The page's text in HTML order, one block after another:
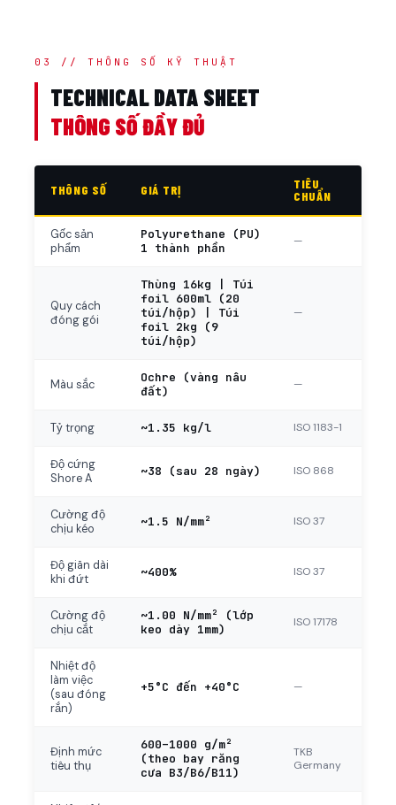
03 // THÔNG SỐ KỸ THUẬT
TECHNICAL DATA SHEET
THÔNG SỐ ĐẦY ĐỦ
THÔNG SỐ GIÁ TRỊ
TIÊU
CHUẨN
Gốc sản
phẩm
Polyurethane (PU)
1 thành phần
—
Quy cách
đóng gói
Thùng 16kg | Túi
foil 600ml (20
túi/hộp) | Túi
foil 2kg (9
túi/hộp)
—
Màu sắc
Ochre (vàng nâu
đất)
—
Tỷ trọng ~1.35 kg/l ISO 1183-1
Độ cứng
Shore A
~38 (sau 28 ngày) ISO 868
Cường độ
chịu kéo
~1.5 N/mm² ISO 37
Độ giãn dài
khi đứt
~400% ISO 37
Cường độ
chịu cắt
~1.00 N/mm² (lớp
keo dày 1mm)
ISO 17178
Nhiệt độ
làm việc
(sau đóng
rắn)
+5°C đến +40°C —
Định mức
tiêu thụ
600–1000 g/m²
(theo bay răng
cưa B3/B6/B11)
TKB
Germany